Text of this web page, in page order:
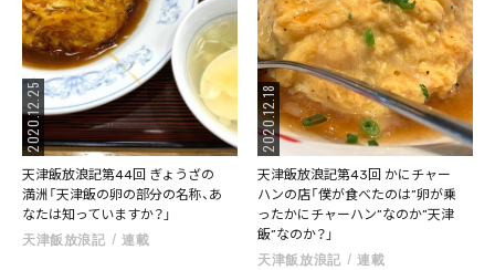
2020.12.25
天津飯放浪記第44回 ぎょうざの
満洲「天津飯の卵の部分の名称、あ
なたは知っていますか？」
天津飯放浪記 連載
2020.12.18
天津飯放浪記第43回 かにチャー
ハンの店「僕が食べたのは”卵が乗
ったかにチャーハン”なのか”天津
飯”なのか？」
天津飯放浪記 連載